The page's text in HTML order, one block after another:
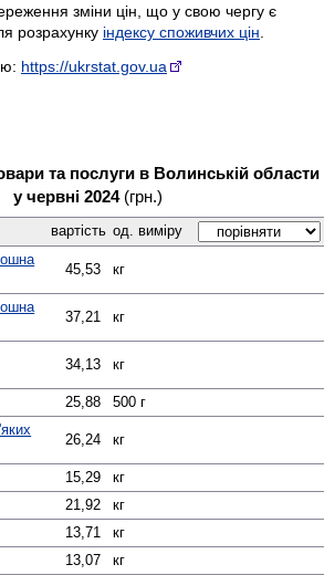
зміни цін, що у свою чергу є
розрахунку індексу споживчих цін
https://ukrstat.gov.ua
та послуги в Волинській области
у червні 2024 (грн.)
вартість од. виміру
45,53 кг
37,21 кг
34,13 кг
25,88
500 г
26,24 кг
15,29
кг
21,92
кг
13,71
кг
13,07
кг